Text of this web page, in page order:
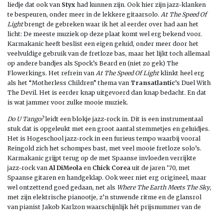
liedje dat ook van Styx had kunnen zijn. Ook hier zijn jazz-klanken
te bespeuren, onder meer in de lekkere gitaarsolo. At The Speed Of
Lightbrengt de gebreken waar ik het al eerder over had aan het
licht: De meeste muziek op deze plaat komt wel erg bekend voor.
Karmakanic heeft beslist een eigen geluid, onder meer door het
veelvuldige gebruik van de fretloze bas, maar het lijkt toch allemaal
op andere bandjes als Spock’s Beard en (niet zo gek) The
Flowerkings. Het refrein van At The Speed Of Lightklinkt heel erg
als het “Motherless Children” thema van Transatlantic’s Duel With
The Devil. Het is eerder knap uitgevoerd dan knap bedacht. En dat
is wat jammer voor zulke mooie muziek.
Do U Tango?leidt een blokje jazz-rock in. Dit is een instrumentaal
stuk dat is opgeleukt met een groot aantal stemmetjes en geluidjes.
Het is Hogeschool jazz-rock in een furieus tempo waarbij vooral
Reingold zich het schompes bast, met veel mooie fretloze solo’s.
Karmakanic grijpt terug op de met Spaanse invloeden verrijkte
jazz-rock van Al DiMeola en Chick Corea uit de jaren ’70, met
Spaanse gitaren en handgeklap. Ook weer niet erg origineel, maar
wel ontzettend goed gedaan, net als Where The Earth Meets The Sky,
met zijn elektrische pianootje, z’n stuwende ritme en de glansrol
van pianist Jakob Karlzon waarschijnlijk hét prijsnummer van de